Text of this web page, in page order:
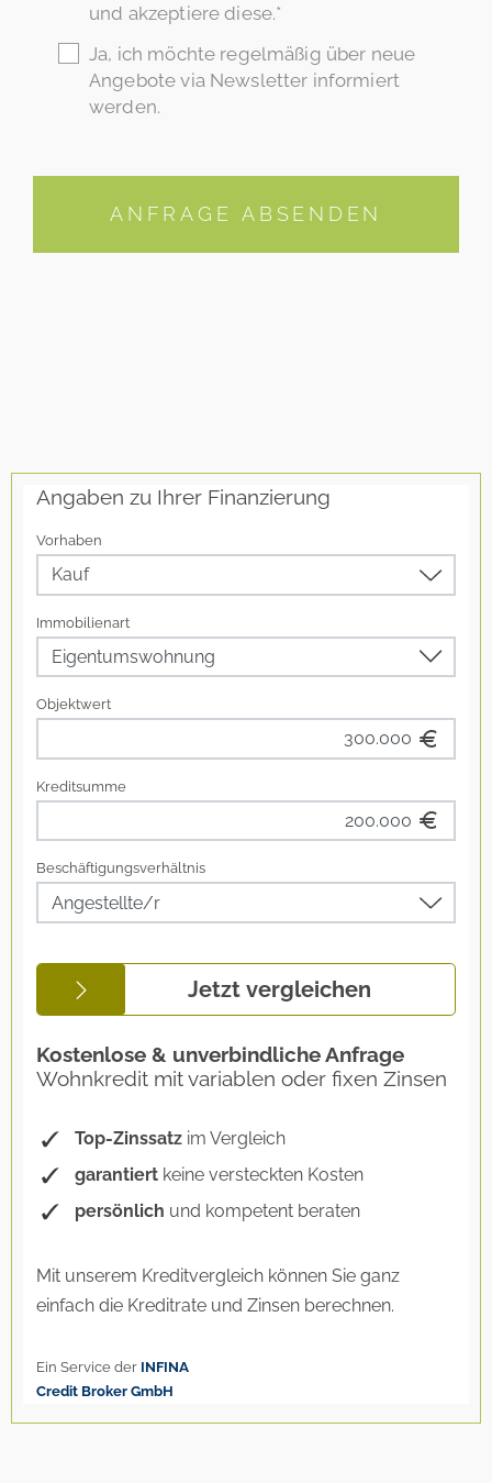
und akzeptiere diese.*
Ja, ich möchte regelmäßig über neue
Angebote via Newsletter informiert
werden.
ANFRAGE ABSENDEN